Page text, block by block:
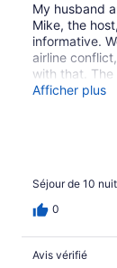
My husband
Mike, the
informative.
airline
with that. The
so I'm adding
Afficher plus
Séjour de 10
0
Avis vérifié